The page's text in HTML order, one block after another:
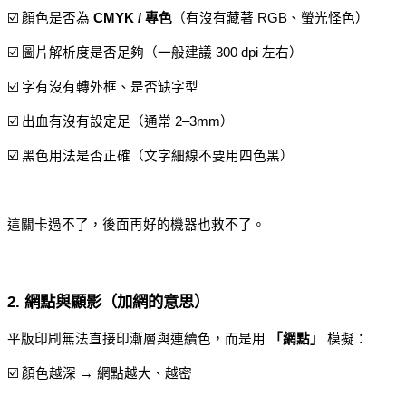
☑️ 顏色是否為 CMYK / 專色 （有沒有藏著 RGB、螢光怪色）
☑️ 圖片解析度是否足夠（一般建議 300 dpi 左右）
☑️ 字有沒有轉外框、是否缺字型
☑️ 出血有沒有設定足（通常 2–3mm）
☑️ 黑色用法是否正確（文字細線不要用四色黑）
這關卡過不了，後面再好的機器也救不了。
2. 網點與顯影（加網的意思）
平版印刷無法直接印漸層與連續色，而是用 「網點」 模擬：
☑️ 顏色越深 → 網點越大、越密